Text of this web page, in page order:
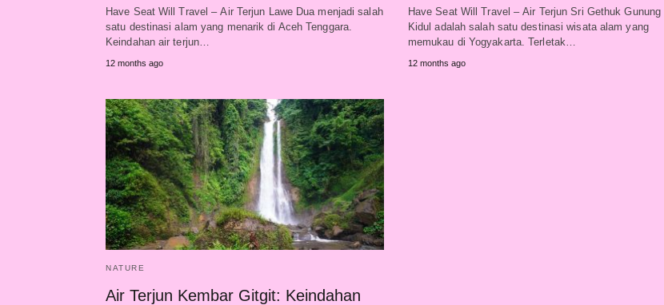
Have Seat Will Travel – Air Terjun Lawe Dua menjadi salah
satu destinasi alam yang menarik di Aceh Tenggara.
Keindahan air terjun…
12 months ago
Have Seat Will Travel – Air Terjun Sri Gethuk Gunung
Kidul adalah salah satu destinasi wisata alam yang
memukau di Yogyakarta. Terletak…
12 months ago
NATURE
Air Terjun Kembar Gitgit: Keindahan